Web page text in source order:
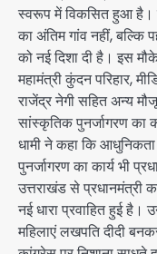
स्वरूप में विकसित हुआ है।
का अंतिम गांव नहीं, बल्कि
को नई दिशा दी है। इस
महामंत्री कुंदन परिहार,
राजेंद्र नेगी सहित अन्य
सांस्कृतिक पुनर्जागरण का
धामी ने कहा कि
पुनर्जागरण का कार्य भी
उत्तराखंड से प्रधानमंत्री
नई धारा प्रवाहित हुई
महिलाएं लखपति दीदी